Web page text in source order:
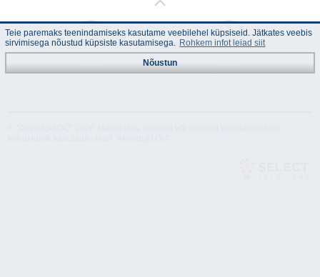
Juhend
Tehnilised
Teie paremaks teenindamiseks kasutame veebilehel küpsiseid. Jätkates veebis
sirvimisega nõustud küpsiste kasutamisega. Rohkem infot leiad siit
Nõustun